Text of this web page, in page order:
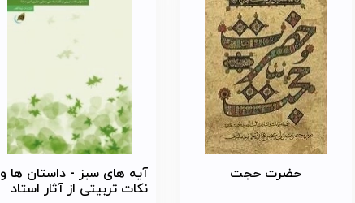
حضرت حجت
آیه های سبز - داستان ها و
نکات تربیتی از آثار استاد